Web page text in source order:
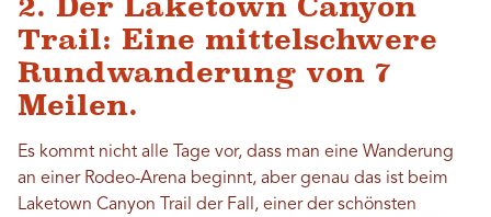
2. Der Laketown Canyon
Trail: Eine mittelschwere
Rundwanderung von 7
Meilen.
Es kommt nicht alle Tage vor, dass man eine Wanderung
an einer Rodeo-Arena beginnt, aber genau das ist beim
Laketown Canyon Trail der Fall, einer der schönsten